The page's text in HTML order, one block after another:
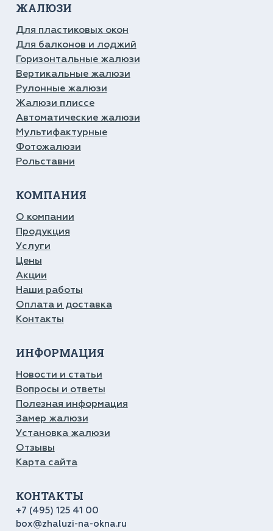
ЖАЛЮЗИ
Для пластиковых окон
Для балконов и лоджий
Горизонтальные жалюзи
Вертикальные жалюзи
Рулонные жалюзи
Жалюзи плиссе
Автоматические жалюзи
Мультифактурные
Фотожалюзи
Рольставни
КОМПАНИЯ
О компании
Продукция
Услуги
Цены
Акции
Наши работы
Оплата и доставка
Контакты
ИНФОРМАЦИЯ
Новости и статьи
Вопросы и ответы
Полезная информация
Замер жалюзи
Установка жалюзи
Отзывы
Карта сайта
КОНТАКТЫ
+7 (495) 125 41 00
box@zhaluzi-na-okna.ru